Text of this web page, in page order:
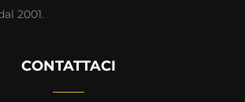
2001.
CONTATTACI